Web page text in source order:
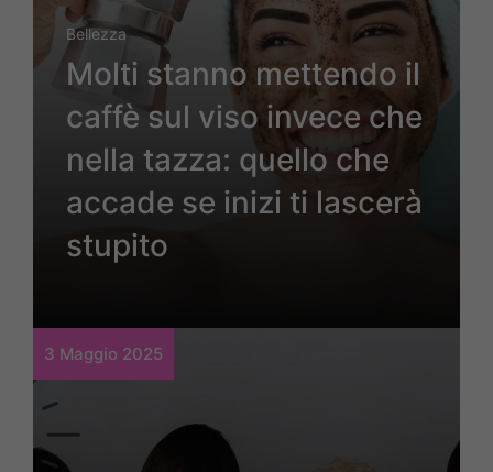
Bellezza
Molti stanno mettendo il
caffè sul viso invece che
nella tazza: quello che
accade se inizi ti lascerà
stupito
3 Maggio 2025